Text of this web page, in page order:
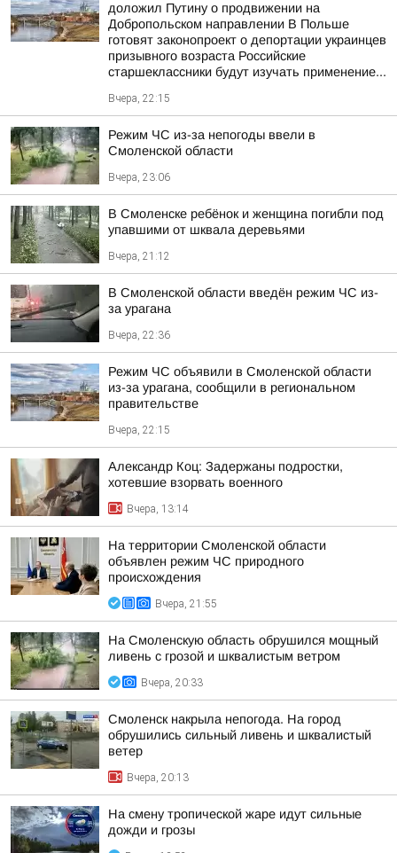
доложил Путину о продвижении на
Добропольском направлении В Польше
готовят законопроект о депортации украинцев
призывного возраста Российские
старшеклассники будут изучать применение...
Вчера, 22:15
Режим ЧС из-за непогоды ввели в
Смоленской области
Вчера, 23:06
В Смоленске ребёнок и женщина погибли под
упавшими от шквала деревьями
Вчера, 21:12
В Смоленской области введён режим ЧС из-
за урагана
Вчера, 22:36
Режим ЧС объявили в Смоленской области
из-за урагана, сообщили в региональном
правительстве
Вчера, 22:15
Александр Коц: Задержаны подростки,
хотевшие взорвать военного
Вчера, 13:14
На территории Смоленской области
объявлен режим ЧС природного
происхождения
Вчера, 21:55
На Смоленскую область обрушился мощный
ливень с грозой и шквалистым ветром
Вчера, 20:33
Смоленск накрыла непогода. На город
обрушились сильный ливень и шквалистый
ветер
Вчера, 20:13
На смену тропической жаре идут сильные
дожди и грозы